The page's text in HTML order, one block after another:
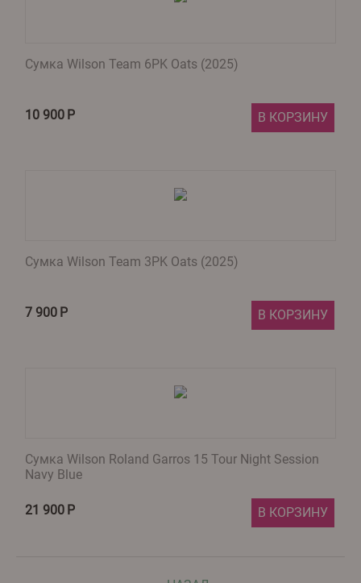
Сумка Wilson Team 6PK Oats (2025)
10 900 Р В КОРЗИНУ
Сумка Wilson Team 3PK Oats (2025)
7 900 Р В КОРЗИНУ
Сумка Wilson Roland Garros 15 Tour Night Session
Navy Blue​
21 900 Р В КОРЗИНУ